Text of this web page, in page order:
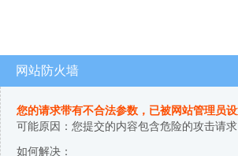
网站防火墙
您的请求带有不合法参数，已被网站管理员设
可能原因：您提交的内容包含危险的攻击请求
如何解决：